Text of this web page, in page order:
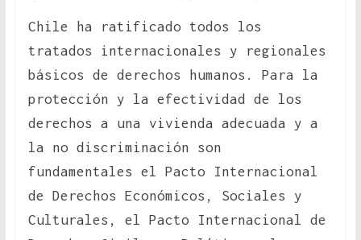
Chile ha ratificado todos los
tratados internacionales y regionales
básicos de derechos humanos. Para la
protección y la efectividad de los
derechos a una vivienda adecuada y a
la no discriminación son
fundamentales el Pacto Internacional
de Derechos Económicos, Sociales y
Culturales, el Pacto Internacional de